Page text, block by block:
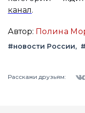
канал.
Автор: Полина
#новости России
Расскажи друзьям: